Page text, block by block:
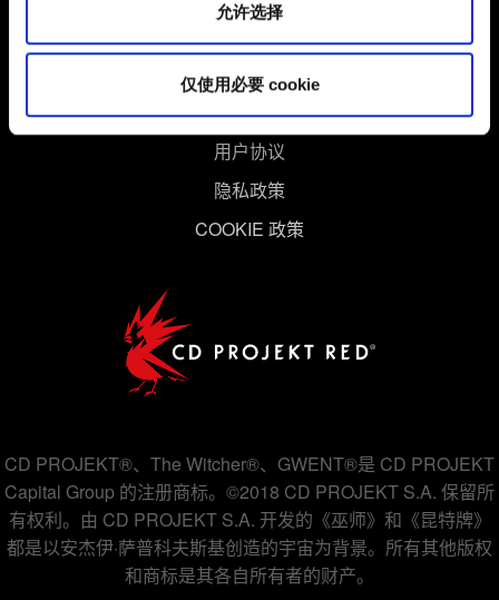
允许选择
仅使用必要 cookie
用户协议
隐私政策
COOKIE 政策
CD PROJEKT®、The Witcher®、GWENT®是 CD PROJEKT
Capital Group 的注册商标。©2018 CD PROJEKT S.A. 保留所
有权利。由 CD PROJEKT S.A. 开发的《巫师》和《昆特牌》
都是以安杰伊·萨普科夫斯基创造的宇宙为背景。所有其他版权
和商标是其各自所有者的财产。